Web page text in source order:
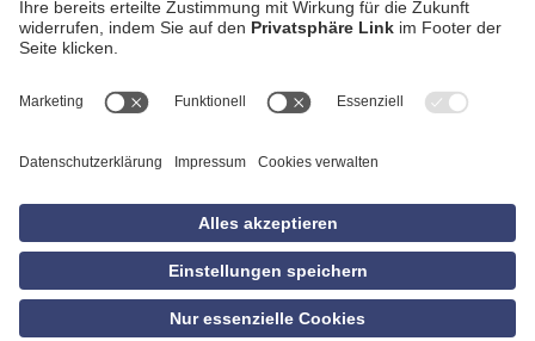
AGB
Datenschutzerklärung
Empfang
Privatsphäre